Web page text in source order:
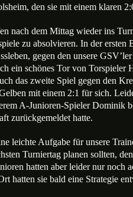
den sie mit einem klaren
nach dem Mittag wieder ins
zu absolvieren. In der ersten
gegen den unsere
ein schönes Tor von Torspieler
das zweite Spiel gegen den
mit einem 2:1 für sich.
A-Junioren-Spieler Dominik
zurückgemeldet hatte.
leichte Aufgabe für unsere
Turniertag planen sollten,
hatten aber leider nur noch
hatten sie bald eine Strategie